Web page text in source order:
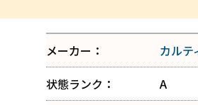
メーカー：
カルテ
状態ランク：
A